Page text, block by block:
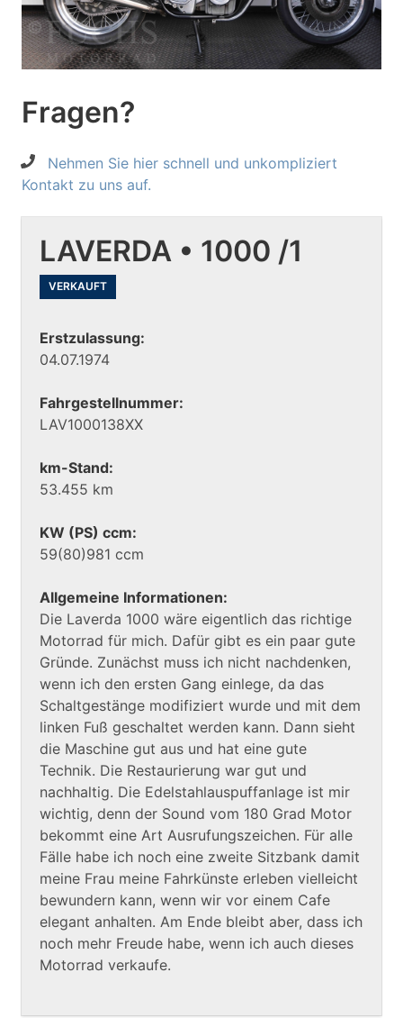
Fragen?
Nehmen Sie hier schnell und unkompliziert
Kontakt zu uns auf.
LAVERDA • 1000 /1
VERKAUFT
Erstzulassung:
04.07.1974
Fahrgestellnummer:
LAV1000138XX
km-Stand:
53.455 km
KW (PS) ccm:
59(80)981 ccm
Allgemeine Informationen:
Die Laverda 1000 wäre eigentlich das richtige
Motorrad für mich. Dafür gibt es ein paar gute
Gründe. Zunächst muss ich nicht nachdenken,
wenn ich den ersten Gang einlege, da das
Schaltgestänge modifiziert wurde und mit dem
linken Fuß geschaltet werden kann. Dann sieht
die Maschine gut aus und hat eine gute
Technik. Die Restaurierung war gut und
nachhaltig. Die Edelstahlauspuffanlage ist mir
wichtig, denn der Sound vom 180 Grad Motor
bekommt eine Art Ausrufungszeichen. Für alle
Fälle habe ich noch eine zweite Sitzbank damit
meine Frau meine Fahrkünste erleben vielleicht
bewundern kann, wenn wir vor einem Cafe
elegant anhalten. Am Ende bleibt aber, dass ich
noch mehr Freude habe, wenn ich auch dieses
Motorrad verkaufe.